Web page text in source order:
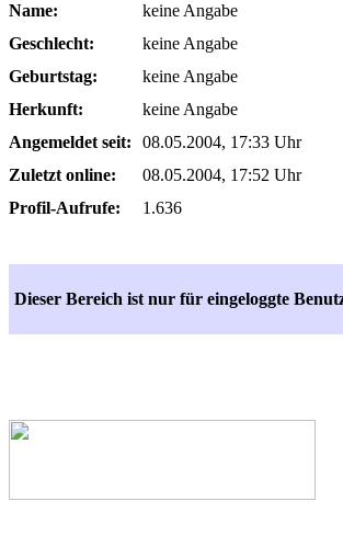
Name:
keine Angabe
Geschlecht:
keine Angabe
Geburtstag:
keine Angabe
Herkunft:
keine Angabe
Angemeldet seit:
08.05.2004, 17:33 Uhr
Zuletzt online:
08.05.2004, 17:52 Uhr
Profil-Aufrufe:
1.636
Dieser Bereich ist nur für eingeloggte